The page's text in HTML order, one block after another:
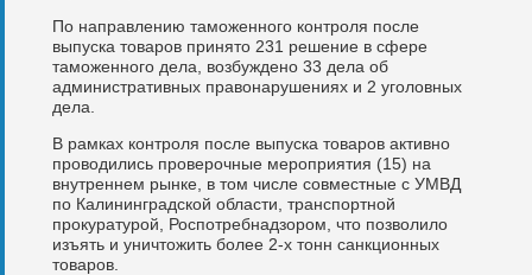
По направлению таможенного контроля после
выпуска товаров принято 231 решение в сфере
таможенного дела, возбуждено 33 дела об
административных правонарушениях и 2 уголовных
дела.
В рамках контроля после выпуска товаров активно
проводились проверочные мероприятия (15) на
внутреннем рынке, в том числе совместные с УМВД
по Калининградской области, транспортной
прокуратурой, Роспотребнадзором, что позволило
изъять и уничтожить более 2-х тонн санкционных
товаров.